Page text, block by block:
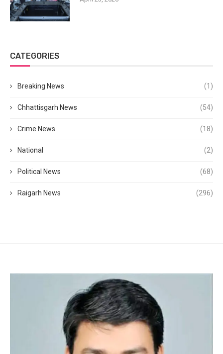
CATEGORIES
Breaking News (1)
Chhattisgarh News (54)
Crime News (18)
National (2)
Political News (68)
Raigarh News (296)